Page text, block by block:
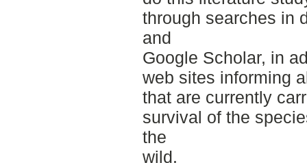
through searches in
and
Google Scholar, in
web sites informing
that are currently
survival of the
the
wild.